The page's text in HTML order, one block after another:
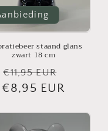
staand glans
zwart 18 cm
Normale
prijs
€11,95 EUR
€8,95 EUR